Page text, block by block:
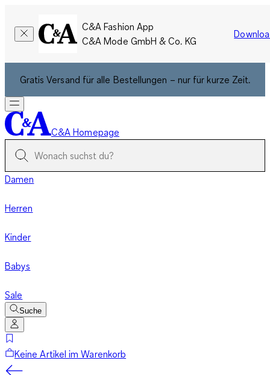
C&A Fashion App
C&A Mode GmbH & Co. KG
Gratis Versand für alle Bestellungen – nur für kurze Zeit.
C&A Homepage
Damen
Herren
Kinder
Babys
Sale
Suche
Keine Artikel im Warenkorb